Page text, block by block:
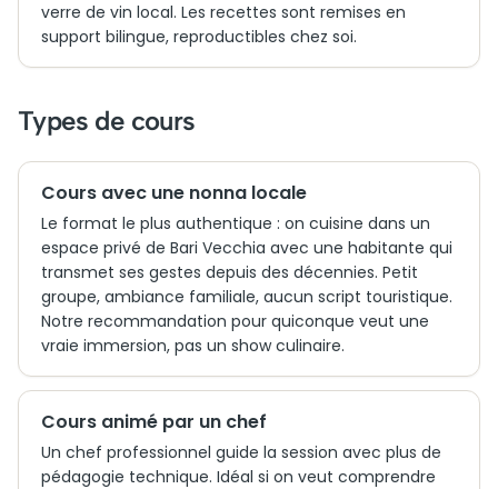
verre de vin local. Les recettes sont remises en
support bilingue, reproductibles chez soi.
Types de cours
Cours avec une nonna locale
Le format le plus authentique : on cuisine dans un
espace privé de Bari Vecchia avec une habitante qui
transmet ses gestes depuis des décennies. Petit
groupe, ambiance familiale, aucun script touristique.
Notre recommandation pour quiconque veut une
vraie immersion, pas un show culinaire.
Cours animé par un chef
Un chef professionnel guide la session avec plus de
pédagogie technique. Idéal si on veut comprendre